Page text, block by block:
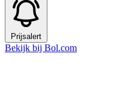
Prijsalert
Bekijk bij Bol.com